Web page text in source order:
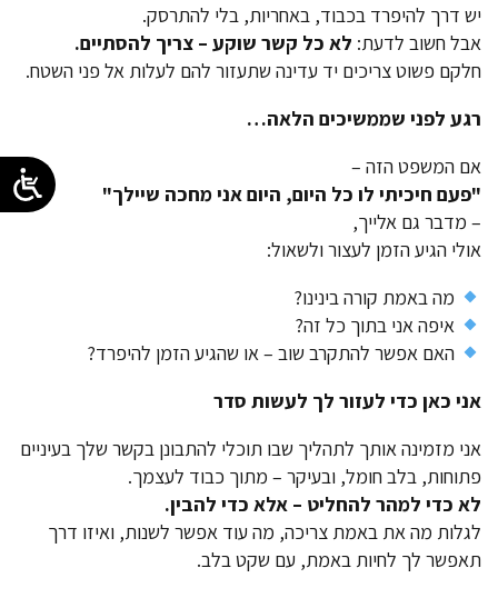
יש דרך להיפרד בכבוד, באחריות, בלי להתרסק.
אבל חשוב לדעת: לא כל קשר שוקע – צריך להסתיים.
חלקם פשוט צריכים יד עדינה שתעזור להם לעלות אל פני השטח.
רגע לפני שממשיכים הלאה…
אם המשפט הזה –
"פעם חיכיתי לו כל היום, היום אני מחכה שיילך"
– מדבר גם אלייך,
אולי הגיע הזמן לעצור ולשאול:
מה באמת קורה בינינו?
איפה אני בתוך כל זה?
האם אפשר להתקרב שוב – או שהגיע הזמן להיפרד?
אני כאן כדי לעזור לך לעשות סדר
אני מזמינה אותך לתהליך שבו תוכלי להתבונן בקשר שלך בעיניים
פתוחות, בלב חומל, ובעיקר – מתוך כבוד לעצמך.
לא כדי למהר להחליט – אלא כדי להבין.
לגלות מה את באמת צריכה, מה עוד אפשר לשנות, ואיזו דרך
תאפשר לך לחיות באמת, עם שקט בלב.